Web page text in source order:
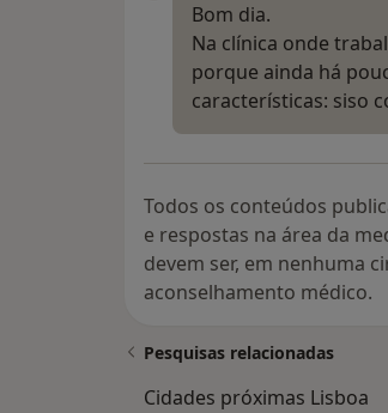
Bom dia.
Na clínica onde
porque ainda há
características: siso
Todos os conteúdos
e respostas na área da
devem ser, em nenhuma
aconselhamento médico.
Pesquisas relacionadas
Cidades próximas Lisboa